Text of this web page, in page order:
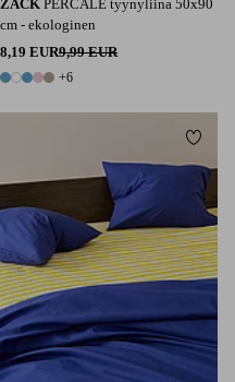
ZACK PERCALE tyynyliina 50x90
cm - ekologinen
8,19 EUR9,99 EUR
11 värejä
+6
Lisää